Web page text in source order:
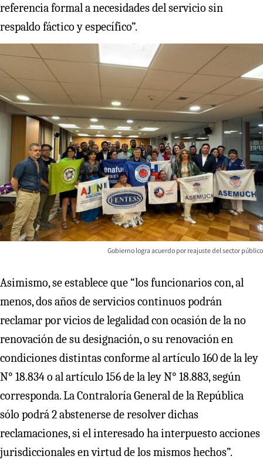
referencia formal a necesidades del servicio sin
respaldo fáctico y específico”.
Gobierno logra acuerdo por reajuste del sector público
Asimismo, se establece que “los funcionarios con, al
menos, dos años de servicios continuos podrán
reclamar por vicios de legalidad con ocasión de la no
renovación de su designación, o su renovación en
condiciones distintas conforme al artículo 160 de la ley
N° 18.834 o al artículo 156 de la ley N° 18.883, según
corresponda. La Contraloría General de la República
sólo podrá 2 abstenerse de resolver dichas
reclamaciones, si el interesado ha interpuesto acciones
jurisdiccionales en virtud de los mismos hechos”.